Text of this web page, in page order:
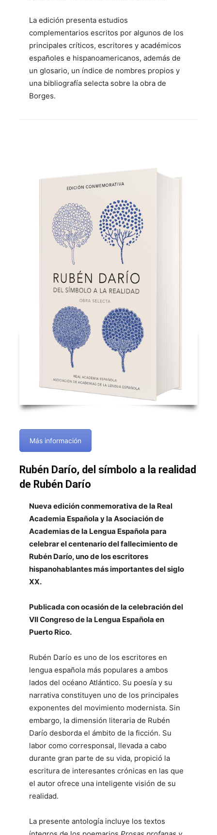
La edición presenta estudios
complementarios escritos por algunos de los
principales críticos, escritores y académicos
españoles e hispanoamericanos, además de
un glosario, un índice de nombres propios y
una bibliografía selecta sobre la obra de
Borges.
Más información
Rubén Darío, del símbolo a la realidad
de Rubén Darío
Nueva edición conmemorativa de la Real
Academia Española y la Asociación de
Academias de la Lengua Española para
celebrar el centenario del fallecimiento de
Rubén Darío, uno de los escritores
hispanohablantes más importantes del siglo
XX.
Publicada con ocasión de la celebración del
VII Congreso de la Lengua Española en
Puerto Rico.
Rubén Darío es uno de los escritores en
lengua española más populares a ambos
lados del océano Atlántico. Su poesía y su
narrativa constituyen uno de los principales
exponentes del movimiento modernista. Sin
embargo, la dimensión literaria de Rubén
Darío desborda el ámbito de la ficción. Su
labor como corresponsal, llevada a cabo
durante gran parte de su vida, propició la
escritura de interesantes crónicas en las que
el autor ofrece una inteligente visión de su
realidad.
La presente antología incluye los textos